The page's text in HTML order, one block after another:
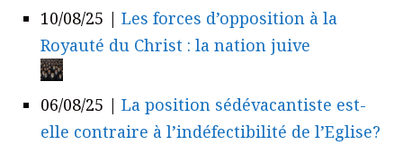
10/08/25 | Les forces d’opposition à la
Royauté du Christ : la nation juive
06/08/25 | La position sédévacantiste est-
elle contraire à l’indéfectibilité de l’Eglise?